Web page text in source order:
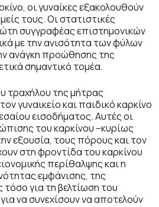
οι γυναίκες εξακολουθούν
τους. Οι στατιστικές
συγγραφέας επιστημονικών
με την ανισότητα των φύλων
ανάγκη προώθησης της
σημαντικό τομέα.
τραχήλου της μήτρας
γυναικείο και παιδικό καρκίνο
εισοδήματος. Αυτές οι
του καρκίνου –κυρίως
εξουσία, τους πόρους και τον
στη φροντίδα του καρκίνου
περίθαλψης και η
εμφάνισης, της
τόσο για τη βελτίωση του
να συνεχίσουν να αποτελούν